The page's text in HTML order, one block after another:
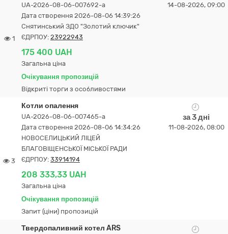
1
UA-2026-08-06-007692-a
Дата створення 2026-08-06 14:39:26
Снятинський ЗДО "Золотий ключик"
ЄДРПОУ: 23922943
175 400 UAH
Загальна ціна
Очікування пропозицій
Відкриті торги з особливостями
14-08-2026, 09:00
3
Котли опалення
UA-2026-08-06-007465-a
Дата створення 2026-08-06 14:34:26
НОВОСЕЛИЦЬКИЙ ЛІЦЕЙ
БЛАГОВІЩЕНСЬКОЇ МІСЬКОЇ РАДИ
ЄДРПОУ: 33914194
208 333,33 UAH
Загальна ціна
Очікування пропозицій
Запит (ціни) пропозицій
за 3 дні
11-08-2026, 08:00
Твердопаливний котел ARS